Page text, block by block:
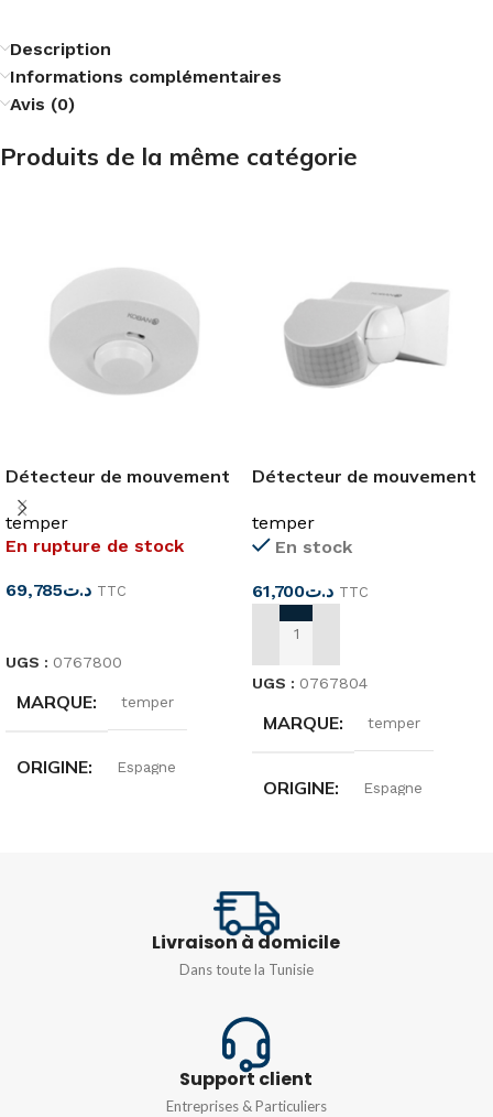
Description
Informations complémentaires
Avis (0)
Produits de la même catégorie
Détecteur de mouvement
app 360°
temper
En rupture de stock
د.ت69,785
TTC
UGS : 0767800
MARQUE temper
ORIGINE Espagne
CHAMP DE DÉTECTION
Détecteur de mouvement
temper
En stock
د.ت61,700 TTC
AJOUTER AU PANIER
UGS : 0767804
MARQUE temper
ORIGINE Espagne
180°
CHAMP DE DÉTECTION
Ø12m max
DEGRÉ DE
Livraison à domicile
Dans toute la Tunisie
Support client
Entreprises & Particuliers